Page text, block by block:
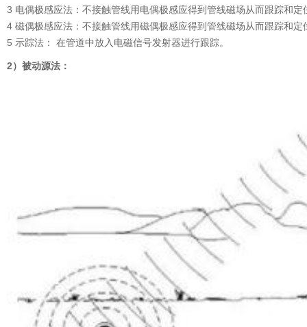
3 电偶极感应法：不接触管线用电偶极感应得到管线磁场从而跟踪和定
4 磁偶极感应法：不接触管线用磁偶极感应得到管线磁场从而跟踪和定
5 示踪法： 在管道中放入电磁信号发射器进行跟踪。
2）被动源法：